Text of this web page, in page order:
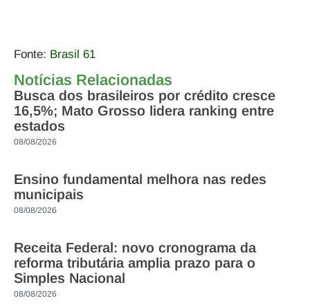
Fonte: Brasil 61
Notícias Relacionadas
Busca dos brasileiros por crédito cresce
16,5%; Mato Grosso lidera ranking entre
estados
08/08/2026
Ensino fundamental melhora nas redes
municipais
08/08/2026
Receita Federal: novo cronograma da
reforma tributária amplia prazo para o
Simples Nacional
08/08/2026